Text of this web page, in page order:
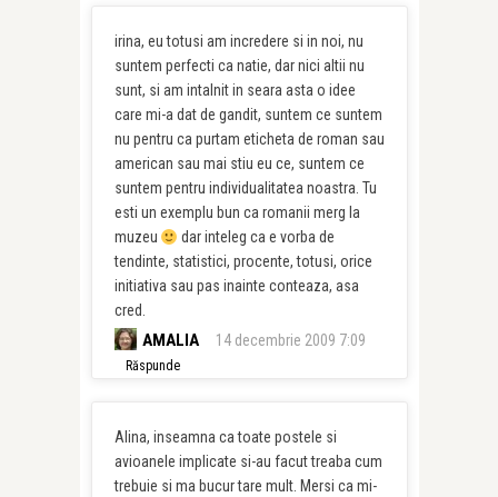
irina, eu totusi am incredere si in noi, nu
suntem perfecti ca natie, dar nici altii nu
sunt, si am intalnit in seara asta o idee
care mi-a dat de gandit, suntem ce suntem
nu pentru ca purtam eticheta de roman sau
american sau mai stiu eu ce, suntem ce
suntem pentru individualitatea noastra. Tu
esti un exemplu bun ca romanii merg la
muzeu
dar inteleg ca e vorba de
tendinte, statistici, procente, totusi, orice
initiativa sau pas inainte conteaza, asa
cred.
AMALIA 14 decembrie 2009 7:09
Răspunde
Alina, inseamna ca toate postele si
avioanele implicate si-au facut treaba cum
trebuie si ma bucur tare mult. Mersi ca mi-